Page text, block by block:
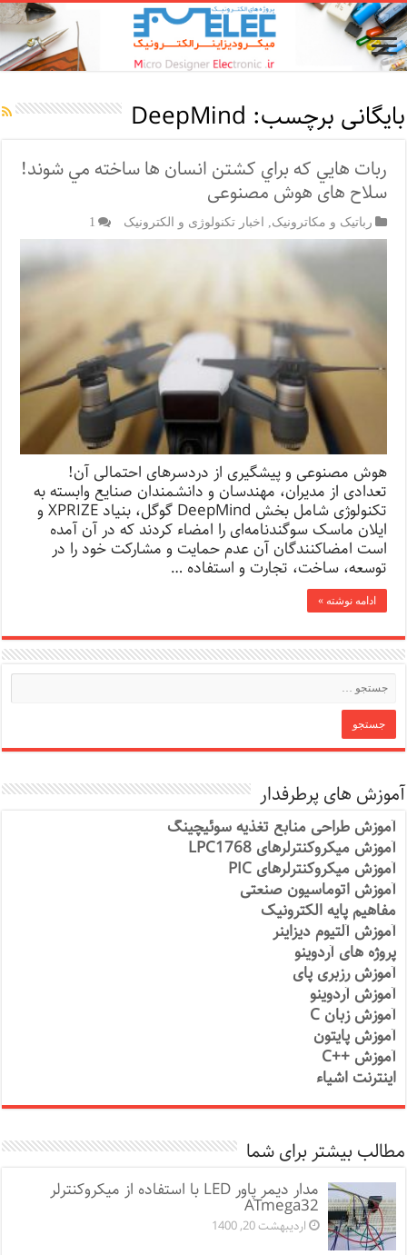
بایگانی برچسب: DeepMind
ربات هايي که براي کشتن انسان ها ساخته مي شوند!
سلاح های هوش مصنوعی
رباتیک و مکاترونیک اخبار تکنولوژی و الکترونیک 1
هوش مصنوعی و پیشگیری از درد‌سرهای احتمالی آن!
تعدادی از مدیران، مهندسان و دانشمندان صنایع وابسته به
تکنولوژی شامل بخش DeepMind گوگل، بنیاد XPRIZE و
ایلان ماسک سوگندنامه‌ای را امضاء کردند که در آن آمده
است امضاکنندگان آن عدم حمایت و مشارکت خود را در
توسعه، ساخت، تجارت و استفاده …
ادامه نوشته »
آموزش های پرطرفدار
آموزش طراحی منابع تغذیه سوئیچینگ
آموزش میکروکنترلرهای LPC1768
آموزش میکروکنترلرهای PIC
آموزش اتوماسیون صنعتی
مفاهیم پایه الکترونیک
آموزش آلتیوم دیزاینر
پروژه های آردوینو
آموزش رزبری پای
آموزش آردوینو
آموزش زبان C
آموزش پایتون
آموزش ++C
اینترنت اشیاء
مطالب بیشتر برای شما
مدار دیمر پاور LED با استفاده از میکروکنترلر
ATmega32
اردیبهشت 20, 1400